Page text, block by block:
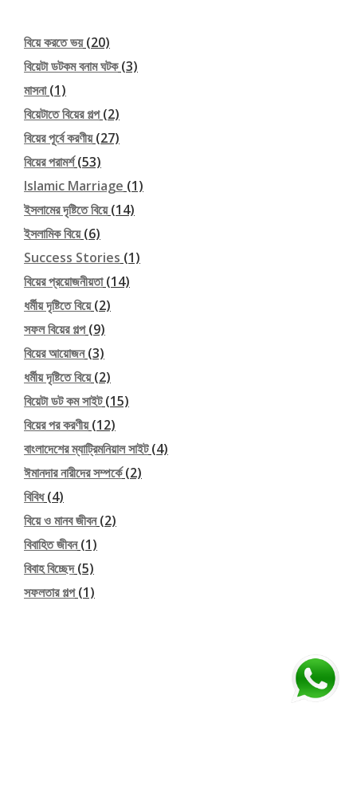
বিয়ে করতে ভয়(20)
বিয়েটা ডটকম বনাম ঘটক(3)
মাসনা(1)
বিয়েটাতে বিয়ের গল্প(2)
বিয়ের পূর্বে করণীয়(27)
বিয়ের পরামর্শ(53)
Islamic Marriage (1)
ইসলামের দৃষ্টিতে বিয়ে(14)
ইসলামিক বিয়ে(6)
Success Stories (1)
বিয়ের প্রয়োজনীয়তা(14)
ধর্মীয় দৃষ্টিতে বিয়ে(2)
সফল বিয়ের গল্প(9)
বিয়ের আয়োজন(3)
ধর্মীয় দৃষ্টিতে বিয়ে(2)
বিয়েটা ডট কম সাইট(15)
বিয়ের পর করণীয়(12)
বাংলাদেশের ম্যাট্রিমনিয়াল সাইট(4)
ঈমানদার নারীদের সম্পর্কে(2)
বিবিধ(4)
বিয়ে ও মানব জীবন(2)
বিবাহিত জীবন(1)
বিবাহ বিচ্ছেদ(5)
সফলতার গল্প(1)